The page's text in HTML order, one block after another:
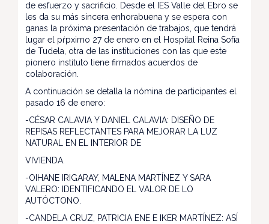
de esfuerzo y sacrificio. Desde el IES Valle del Ebro se
les da su más sincera enhorabuena y se espera con
ganas la próxima presentación de trabajos, que tendrá
lugar el pŕpximo 27 de enero en el Hospital Reina Sofía
de Tudela, otra de las instituciones con las que este
pionero instituto tiene firmados acuerdos de
colaboración.
A continuación se detalla la nómina de participantes el
pasado 16 de enero:
-CÉSAR CALAVIA Y DANIEL CALAVIA: DISEÑO DE
REPISAS REFLECTANTES PARA MEJORAR LA LUZ
NATURAL EN EL INTERIOR DE
VIVIENDA.
-OIHANE IRIGARAY, MALENA MARTÍNEZ Y SARA
VALERO: IDENTIFICANDO EL VALOR DE LO
AUTÓCTONO.
-CANDELA CRUZ, PATRICIA ENE E IKER MARTÍNEZ: ASÍ